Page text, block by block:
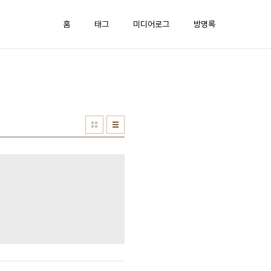
홈 태그 미디어로그 방명록